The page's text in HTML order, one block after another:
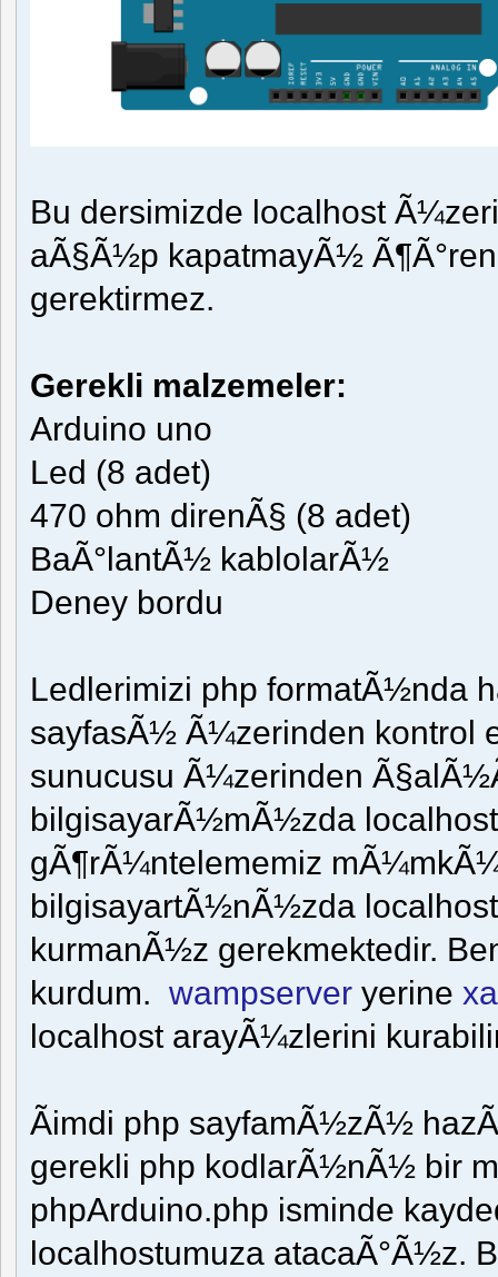
Bu dersimizde localhost
aÃ§Ã½p kapatmayÃ½
gerektirmez.
Gerekli malzemeler:
Arduino uno
Led (8 adet)
470 ohm direnÃ§ (8 adet)
BaÃ°lantÃ½ kablolarÃ½
Deney bordu
Ledlerimizi php formatÃ½nda
sayfasÃ½ Ã¼zerinden kontrol
sunucusu Ã¼zerinden
bilgisayarÃ½mÃ½zda
gÃ¶rÃ¼ntelememiz
bilgisayartÃ½nÃ½zda
kurmanÃ½z gerekmektedir.
kurdum.wampserver yerine
localhost arayÃ¼zlerini
Ãimdi php sayfamÃ½zÃ½
gerekli php kodlarÃ½nÃ½ bir
phpArduino.php isminde
localhostumuza atacaÃ°Ã½z.